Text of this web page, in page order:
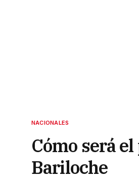
NACIONALES
Cómo será
Bariloche